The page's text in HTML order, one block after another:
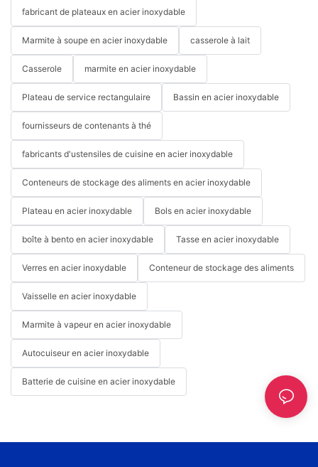
fabricant de plateaux en acier inoxydable
Marmite à soupe en acier inoxydable casserole à lait
Casserole marmite en acier inoxydable
Plateau de service rectangulaire Bassin en acier inoxydable
fournisseurs de contenants à thé
fabricants d'ustensiles de cuisine en acier inoxydable
Conteneurs de stockage des aliments en acier inoxydable
Plateau en acier inoxydable Bols en acier inoxydable
boîte à bento en acier inoxydable Tasse en acier inoxydable
Verres en acier inoxydable Conteneur de stockage des aliments
Vaisselle en acier inoxydable
Marmite à vapeur en acier inoxydable
Autocuiseur en acier inoxydable
Batterie de cuisine en acier inoxydable